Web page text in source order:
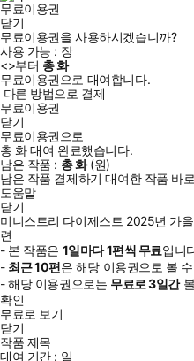
무료이용권
닫기
무료이용권을 사용하시겠습니까?
사용 가능 : 장
<>부터 총화
무료이용권으로 대여합니다.
다른 방법으로 결제
무료이용권
닫기
무료이용권으로
총 화대여 완료했습니다.
남은 작품 : 총화(원)
남은 작품 결제하기 대여한 작품 바
도움말
닫기
미니스트리 다이제스트 2025년 가
련
- 본 작품은 1일마다1편씩 무료입니
- 최근10편은 해당 이용권으로 볼
- 해당 이용권으로는 무료로3일간
확인
무료로 보기
닫기
작품 제목
대여 기간 : 일